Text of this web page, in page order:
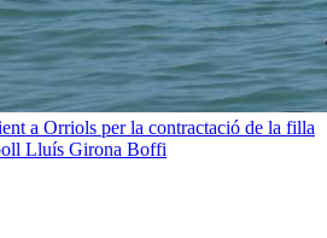
a Orriols per la contractació de la filla
Lluís Girona Boffi